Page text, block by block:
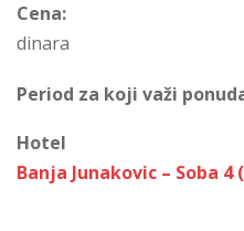
Cena:
dinara
Period za koji važi
Hotel
Banja Junakovic – Soba 4